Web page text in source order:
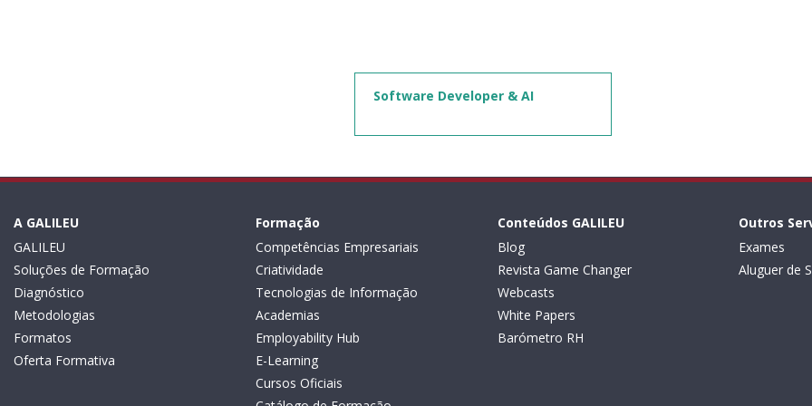
Software Developer & AI
A GALILEU
GALILEU
Soluções de Formação
Diagnóstico
Metodologias
Formatos
Oferta Formativa
Formação
Competências Empresariais
Criatividade
Tecnologias de Informação
Academias
Employability Hub
E-Learning
Cursos Oficiais
Conteúdos GALILEU
Blog
Revista Game Changer
Webcasts
White Papers
Barómetro RH
Outros
Exames
Aluguer de